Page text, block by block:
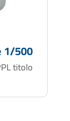
1/500
titolo